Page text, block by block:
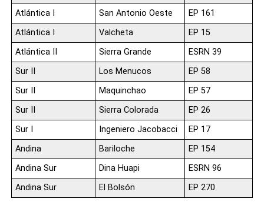
Atlántica I
San Antonio Oeste
EP 161
Atlántica I
Valcheta
EP 15
Atlántica II
Sierra Grande
ESRN 39
Sur II
Los Menucos
EP 58
Sur II
Maquinchao
EP 57
Sur II
Sierra Colorada
EP 26
Sur I
Ingeniero Jacobacci
EP 17
Andina
Bariloche
EP 154
Andina Sur
Dina Huapi
ESRN 96
Andina Sur
El Bolsón EP 270